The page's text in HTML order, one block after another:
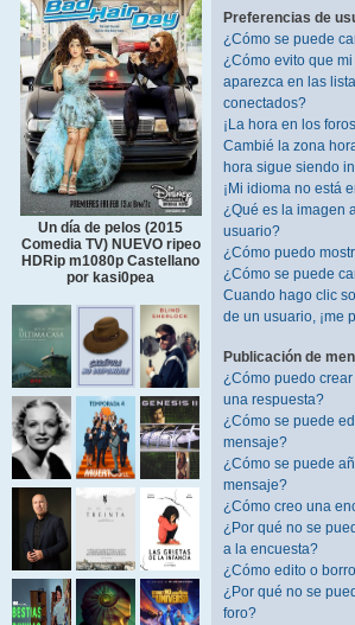
Un día de pelos (2015
Comedia TV) NUEVO ripeo
HDRip m1080p Castellano
por kasi0pea
Preferencias de
¿Cómo se puede
¿Cómo evito que
aparezca en las
conectados?
¡La hora en los
Cambié la zona
hora sigue siendo
¡Mi idioma no está
¿Qué es la imagen
usuario?
¿Cómo puedo
¿Cómo se puede
Cuando hago clic
de un usuario, ¡me
Publicación de
¿Cómo puedo
una respuesta?
¿Cómo se puede
mensaje?
¿Cómo se puede
mensaje?
¿Cómo creo una
¿Por qué no se
a la encuesta?
¿Cómo edito o
¿Por qué no se
foro?